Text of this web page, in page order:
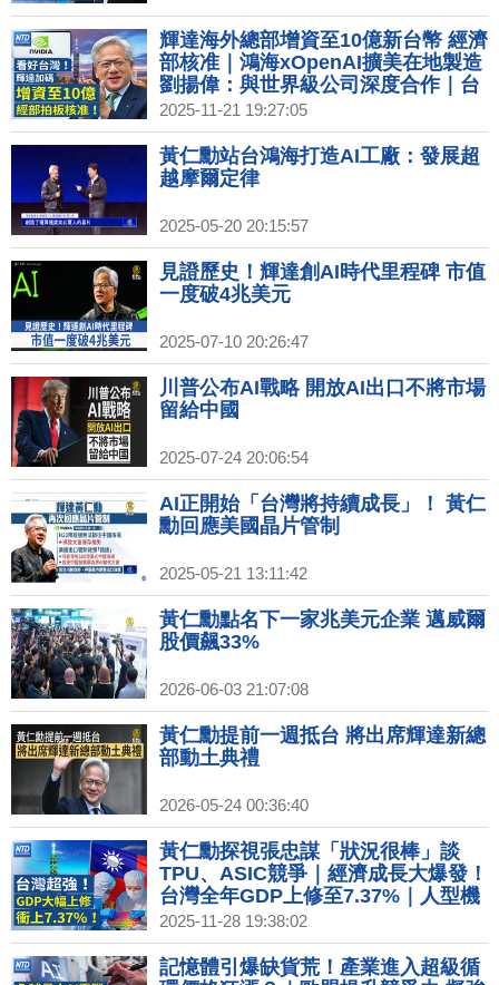
議｜英特爾18A搶單失敗 台積電仍是
輝達最佳夥伴
輝達海外總部增資至10億新台幣 經濟
部核准｜鴻海xOpenAI擴美在地製造
劉揚偉：與世界級公司深度合作｜台
美關稅談判 英媒：台對美投資上看
4000億美元｜台積電羅唯仁疑跳槽洩
密 英特爾駁：毫無根據
2025-11-21 19:27:05
黃仁勳站台鴻海打造AI工廠：發展超
越摩爾定律
2025-05-20 20:15:57
見證歷史！輝達創AI時代里程碑 市值
一度破4兆美元
2025-07-10 20:26:47
川普公布AI戰略 開放AI出口不將市場
留給中國
2025-07-24 20:06:54
AI正開始「台灣將持續成長」！ 黃仁
勳回應美國晶片管制
2025-05-21 13:11:42
黃仁勳點名下一家兆美元企業 邁威爾
股價飆33%
2026-06-03 21:07:08
黃仁勳提前一週抵台 將出席輝達新總
部動土典禮
2026-05-24 00:36:40
黃仁勳探視張忠謀「狀況很棒」談
TPU、ASIC競爭｜經濟成長大爆發！
台灣全年GDP上修至7.37%｜人型機
器人世代來了？業界組跨域聯盟 孵化
4大應用｜瑞幸咖啡來台 曾爆財報造
假、資安問題
2025-11-28 19:38:02
記憶體引爆缺貨荒！產業進入超級循